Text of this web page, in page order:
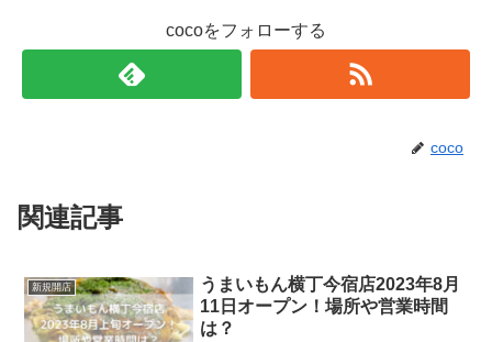
cocoをフォローする
coco
関連記事
新規開店
うまいもん横丁今宿店2023年8月
11日オープン！場所や営業時間
は？